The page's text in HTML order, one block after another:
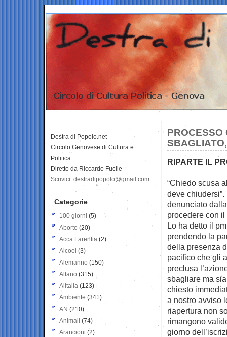
PROCESSO
RIPARTE IL
“Chiedo scusa
deve
denunciato
procedere con
Lo ha detto il
prendendo la
della presenza
pacifico che gli
preclusa
sbagliare ma
chiesto
a nostro avviso
riapertura non
rimangono
giorno
Destra di Popolo.net
Circolo Genovese di Cultura e
Politica
Diretto da Riccardo Fucile
Scrivici: destradipopolo@gmail.com
Categorie
100 giorni (5)
Aborto (20)
Acca Larentia (2)
Alcool (3)
Alemanno (150)
Alfano (315)
Alitalia (123)
Ambiente (341)
AN (210)
Animali (74)
Arancioni (2)